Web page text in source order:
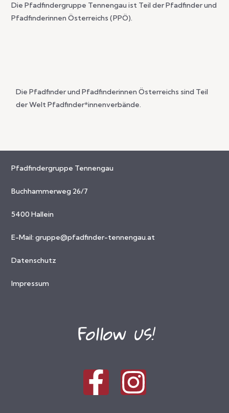
Die Pfadfindergruppe Tennengau ist Teil der Pfadfinder und
Pfadfinderinnen Österreichs (PPÖ).
Die Pfadfinder und Pfadfinderinnen Österreichs sind Teil
der Welt Pfadfinder*innenverbände.
Pfadfindergruppe Tennengau
Buchhammerweg 26/7
5400 Hallein
E-Mail:gruppe@pfadfinder-tennengau.at
Datenschutz
Impressum
Follow us!